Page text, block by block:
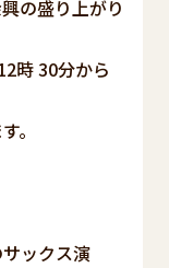
の盛り上がり
時 30分から
。
ス演